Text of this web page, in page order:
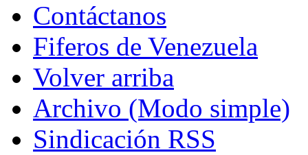
Contáctanos
Fiferos de Venezuela
Volver arriba
Archivo (Modo simple)
Sindicación RSS